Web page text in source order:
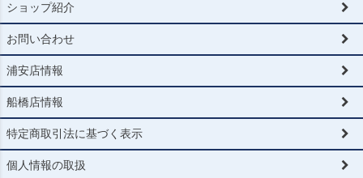
ショップ紹介
お問い合わせ
浦安店情報
船橋店情報
特定商取引法に基づく表示
個人情報の取扱